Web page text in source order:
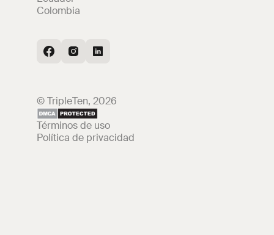
Colombia
© TripleTen, 2026
Términos de uso
Política de privacidad